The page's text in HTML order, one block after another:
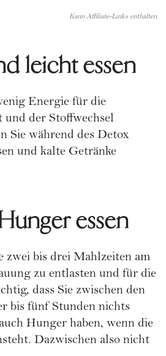
Kann Affiliate-Links enthalten.
leicht essen
Energie für die
und der Stoffwechsel
Sie während des Detox
und kalte Getränke
essen
zwei bis drei Mahlzeiten am
zu entlasten und für die
dass Sie zwischen den
bis fünf Stunden nichts
Hunger haben, wenn die
Dazwischen also nicht